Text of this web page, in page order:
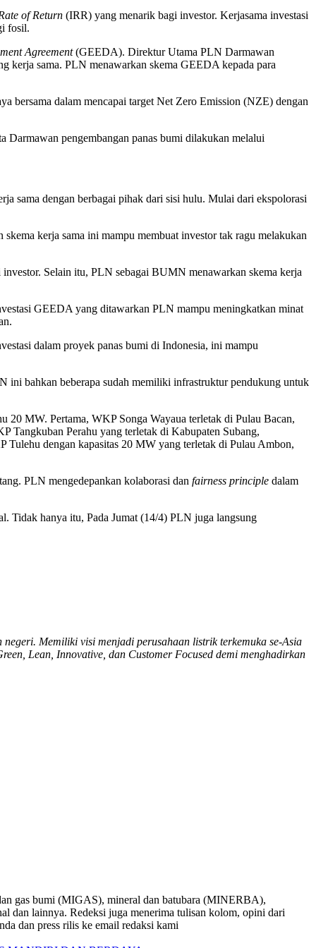
of Return (IRR) yang menarik bagi investor. Kerjasama investasi
fosil.
Agreement(GEEDA). Direktur Utama PLN Darmawan
kerja sama. PLN menawarkan skema GEEDA kepada para
bersama dalam mencapai target Net Zero Emission (NZE) dengan
pengembangan panas bumi dilakukan melalui
sama dengan berbagai pihak dari sisi hulu. Mulai dari ekspolorasi
kerja sama ini mampu membuat investor tak ragu melakukan
Selain itu, PLN sebagai BUMN menawarkan skema kerja
GEEDA yang ditawarkan PLN mampu meningkatkan minat
dalam proyek panas bumi di Indonesia, ini mampu
bahkan beberapa sudah memiliki infrastruktur pendukung untuk
MW. Pertama, WKP Songa Wayaua terletak di Pulau Bacan,
Tangkuban Perahu yang terletak di Kabupaten Subang,
dengan kapasitas 20 MW yang terletak di Pulau Ambon,
PLN mengedepankan kolaborasi dan fairness principle dalam
Tidak hanya itu, Pada Jumat (14/4) PLN juga langsung
Memiliki visi menjadi perusahaan listrik terkemuka se-Asia
Lean, Innovative, dan Customer Focused demi menghadirkan
gas bumi (MIGAS), mineral dan batubara (MINERBA),
dan lainnya. Redeksi juga menerima tulisan kolom, opini dari
dan press rilis ke email redaksi kami